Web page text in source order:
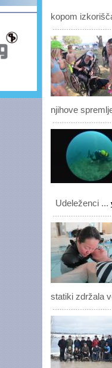
kopom
njihove
Udeleženci ...
statiki zdržala